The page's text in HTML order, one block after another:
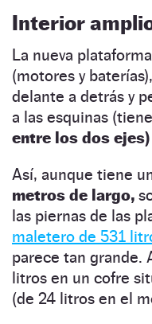
Interior
La nueva
(motores y
delante a detrás y
a las esquinas
entre los dos ejes)
Así, aunque tiene
metros de largo,
las piernas de las
maletero de 531
parece tan grande.
litros en un cofre
(de 24 litros en el